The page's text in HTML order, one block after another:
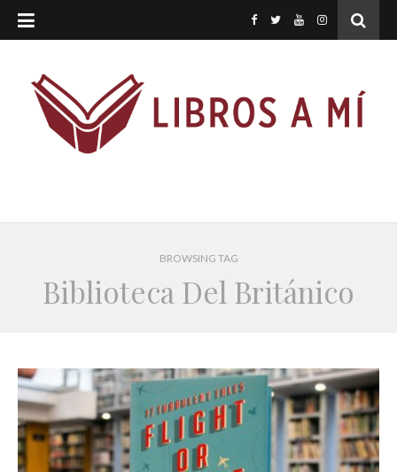
BROWSING TAG
Biblioteca Del Británico